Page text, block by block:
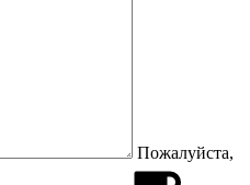
Пожалуйста,